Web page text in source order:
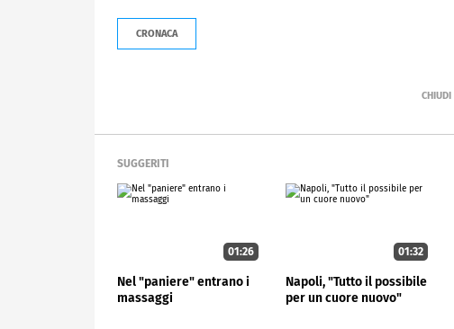
CRONACA
SUGGERITI
01:26
Nel "paniere" entrano i
massaggi
01:32
Napoli, "Tutto il possibile
per un cuore nuovo"